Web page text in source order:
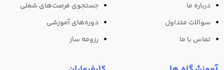
درباره ما
سوالات متداول
تماس با ما
جستجوی فرصت‌های شغلی
دوره‌های آموزشی
رزومه ساز